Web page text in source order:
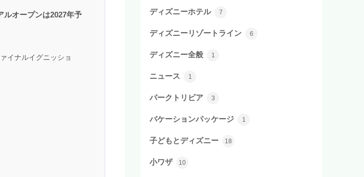
ルオープンは2027年予
イナルイグニッショ
ディズニーホテル 7
ディズニーリゾートライン 6
ディズニー全般 1
ニュース 1
パークトリビア 3
バケーションパッケージ 1
子どもとディズニー 18
小ワザ 10